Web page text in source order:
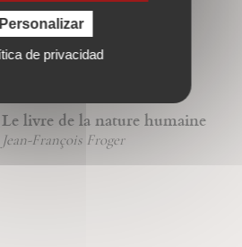
Le livre de la nature humaine
Jean-François Froger
Personalizar
de privacidad